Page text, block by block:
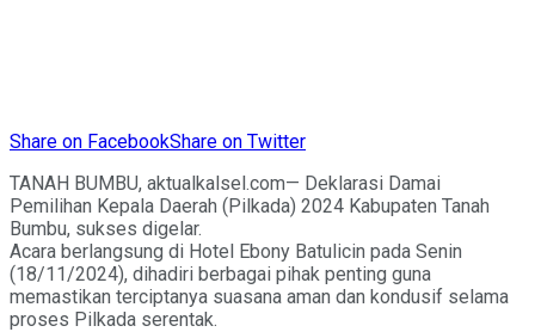
Share on FacebookShare on Twitter
TANAH BUMBU, aktualkalsel.com— Deklarasi Damai
Pemilihan Kepala Daerah (Pilkada) 2024 Kabupaten Tanah
Bumbu, sukses digelar.
Acara berlangsung di Hotel Ebony Batulicin pada Senin
(18/11/2024), dihadiri berbagai pihak penting guna
memastikan terciptanya suasana aman dan kondusif selama
proses Pilkada serentak.